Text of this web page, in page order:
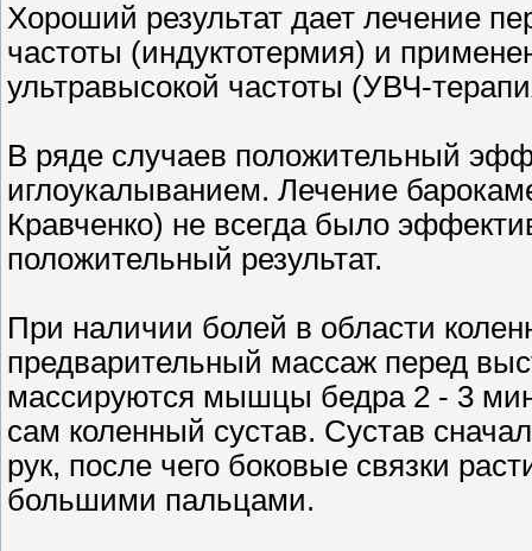
Хороший результат дает лечение
частоты (индуктотермия) и
ультравысокой частоты (УВЧ-
В ряде случаев положительный
иглоукалыванием. Лечение
Кравченко) не всегда было
положительный результат.
При наличии болей в области
предварительный массаж перед
массируются мышцы бедра 2 - 3
сам коленный сустав. Сустав
рук, после чего боковые связки
большими пальцами.